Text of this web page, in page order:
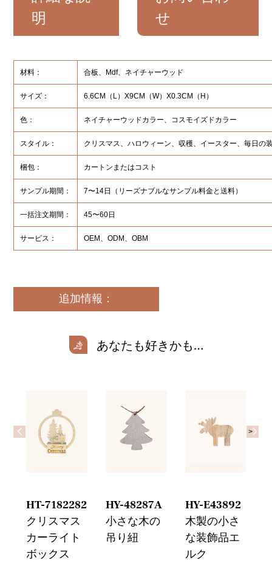
明
せ
材料： 合板、Mdf、ネイチャーウッド
サイズ： 6.6CM（L）X9CM（W）X0.3CM（H）
色： ネイチャーウッドカラー、コスモイズドカラー
スタイル： クリスマス、ハロウィーン、収穫、イースター、毎日の
梱包： カートンまたはコスト
サンプル期間： 7〜14日（リーズナブルなサンプル料金と送料）
一括注文期間： 45〜60日
サービス： OEM、ODM、OBM
追加情報：
あなたも好きかも…
HT-7182282
クリスマス
カーライト
ボックス
HY-48287A
小さな木の
吊り紐
HY-E43892
木製の小さ
な装飾品エ
ルク
< >>